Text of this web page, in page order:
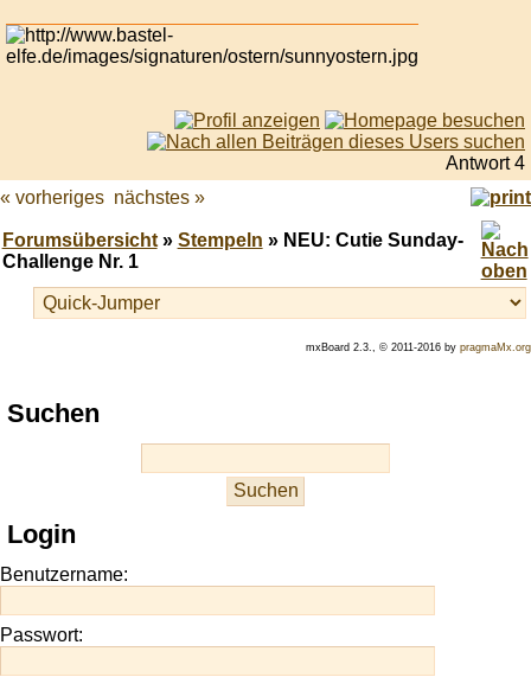
Antwort 4
« vorheriges nächstes »
Forumsübersicht» Stempeln » NEU: Cutie Sunday-
Challenge Nr. 1
mxBoard 2.3., © 2011-2016 by pragmaMx.org
Play
best
site
https://onlineslots.money/
Suchen
Login
Benutzername:
Passwort: